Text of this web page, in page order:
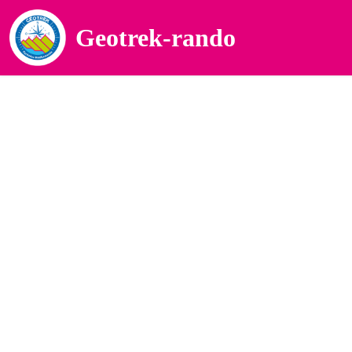
Geotrek-rando